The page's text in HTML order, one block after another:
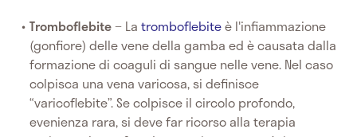
Tromboflebite− Latromboflebiteè l'infiammazione
(gonfiore) delle vene della gamba ed è causata dalla
formazione di coaguli di sangue nelle vene. Nel caso
colpisca una vena varicosa, si definisce
“varicoflebite”. Se colpisce il circolo profondo,
evenienza rara, si deve far ricorso alla terapia